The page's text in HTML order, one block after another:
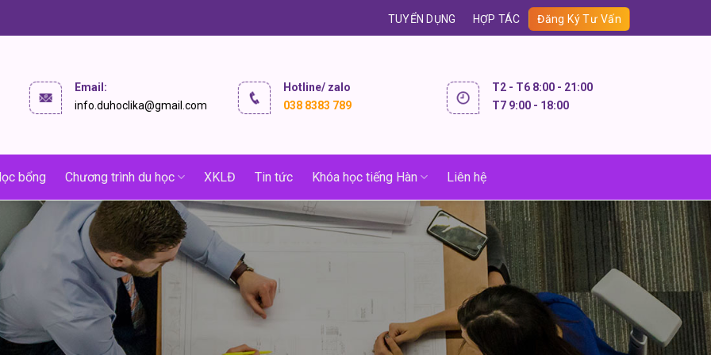
TUYỂN DỤNG HỢP TÁC Đăng Ký Tư Vấn
Email:
info.duhoclika@gmail.com
Hotline/ zalo
038 8383 789
T2 - T6 8:00 - 21:00
T7 9:00 - 18:00
bổng Chương trình du học XKLĐ Tin tức Khóa học tiếng Hàn Liên hệ